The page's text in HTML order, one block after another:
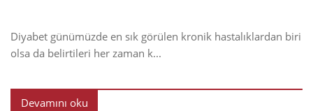
Diyabet günümüzde en sık görülen kronik hastalıklardan biri
olsa da belirtileri her zaman k...
Devamını oku